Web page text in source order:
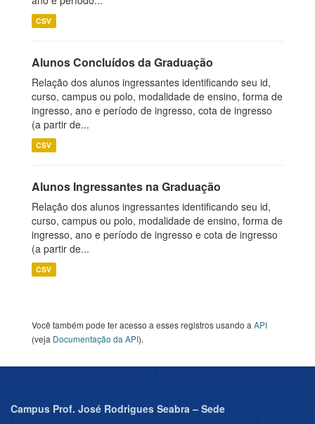
CSV
Alunos Concluídos da Graduação
Relação dos alunos ingressantes identificando seu id,
curso, campus ou polo, modalidade de ensino, forma de
ingresso, ano e período de ingresso, cota de ingresso
(a partir de...
CSV
Alunos Ingressantes na Graduação
Relação dos alunos ingressantes identificando seu id,
curso, campus ou polo, modalidade de ensino, forma de
ingresso, ano e período de ingresso e cota de ingresso
(a partir de...
CSV
Você também pode ter acesso a esses registros usando a API
(veja Documentação da API).
Campus Prof. José Rodrigues Seabra – Sede